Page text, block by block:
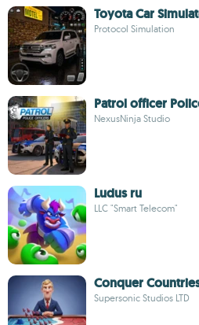
Toyota Car
Protocol Simulation
Patrol officer
NexusNinja Studio
Ludus ru
LLC "Smart Telecom"
Conquer
Supersonic Studios LTD